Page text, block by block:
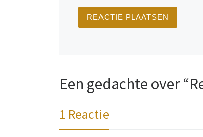
Een gedachte over
1 Reactie